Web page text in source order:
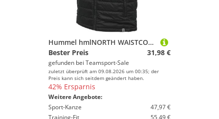
Hummel hmlNORTH WAISTCOAT - BLACK/ASPHALT - S
Bester Preis
31,98 €
gefunden bei Teamsport-Sale
zuletzt überprüft am 09.08.2026 um 00:35; der
Preis kann sich seitdem geändert haben.
42% Ersparnis
Weitere Angebote:
Sport-Kanze
47,97 €
Training-Fit
55,49 €